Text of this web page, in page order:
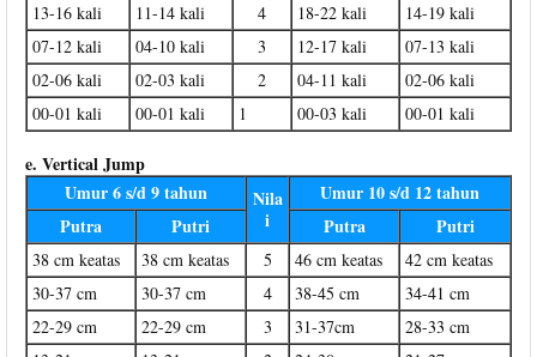
13-16 kali
11-14 kali 4 18-22 kali
14-19 kali
07-12 kali
04-10 kali 3 12-17 kali
07-13 kali
02-06 kali
02-03 kali 2 04-11 kali
02-06 kali
00-01 kali
00-01 kali 1 00-03 kali 00-01 kali
e. Vertical Jump
Umur 6 s/d 9 tahun
Nila
i
Umur 10 s/d 12 tahun
Putra
Putri Putra Putri
38 cm keatas 38 cm keatas 5 46 cm keatas
42 cm keatas
30-37 cm
30-37 cm 4 38-45 cm
34-41 cm
22-29 cm
22-29 cm 3 31-37cm
28-33 cm